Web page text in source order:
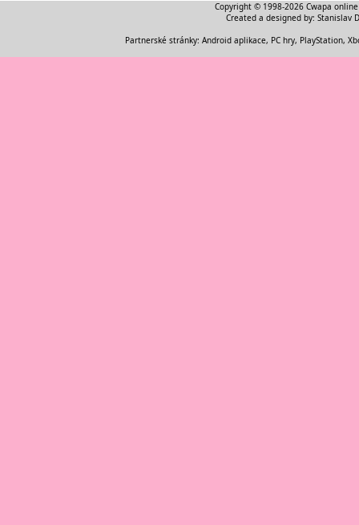
Copyright © 1998-2026 Cwapa
Created a designed by: Stanislav
Partnerské stránky: Android aplikace, PC hry, PlayStation,